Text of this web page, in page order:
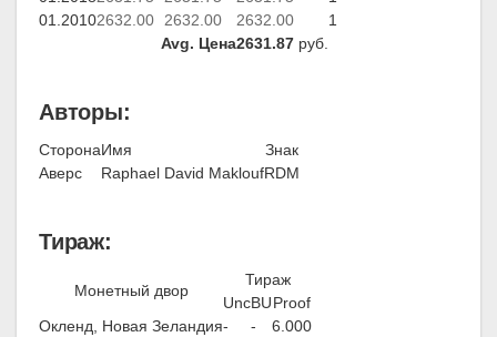
01.20102632.00 2632.00 2632.00
1
Avg. Цена2631.87 руб.
Авторы:
СторонаИмя
Знак
Аверс
Raphael David MakloufRDM
Тираж:
Монетный двор
Тираж
UncBUProof
Окленд, Новая Зеландия- - 6.000